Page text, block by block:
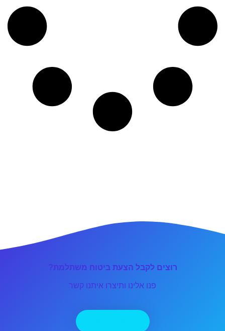
רוצים לקבל הצעת ביטוח משתלמת?
פנו אלינו ותיצרו איתנו קשר